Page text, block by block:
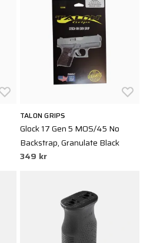
TALON GRIPS
Glock 17 Gen 5 MOS/45 No
Backstrap, Granulate Black
349 kr